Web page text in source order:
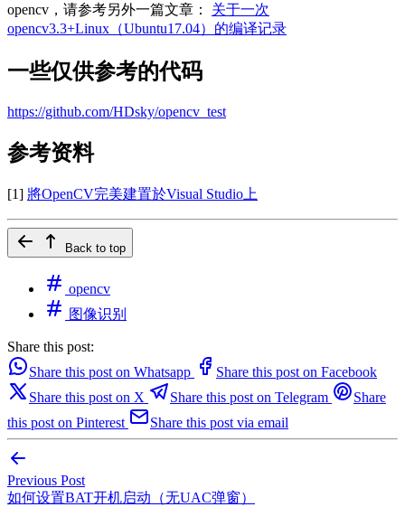
opencv，请参考另外一篇文章： 关于一次
opencv3.3+Linux（Ubuntu17.04）的编译记录
一些仅供参考的代码
https://github.com/HDsky/opencv_test
参考资料
[1] 將OpenCV完美建置於Visual Studio上
Back to top
opencv
图像识别
Share this post:
Share this post on Whatsapp
Share this post on Facebook
Share this post on X
Share this post on Telegram
Share
this post on Pinterest
Share this post via email
Previous Post
如何设置BAT开机启动（无UAC弹窗）